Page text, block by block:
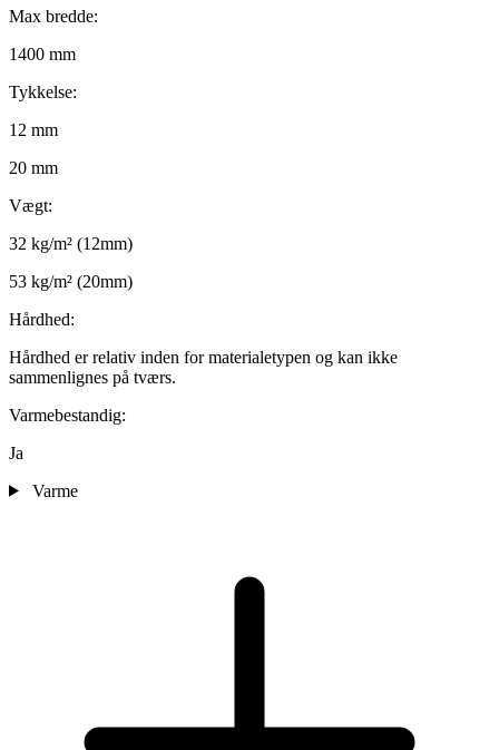
Max bredde:
1400 mm
Tykkelse:
12 mm
20 mm
Vægt:
32 kg/m² (12mm)
53 kg/m² (20mm)
Hårdhed:
Hårdhed er relativ inden for materialetypen og kan ikke
sammenlignes på tværs.
Varmebestandig:
Ja
Varme